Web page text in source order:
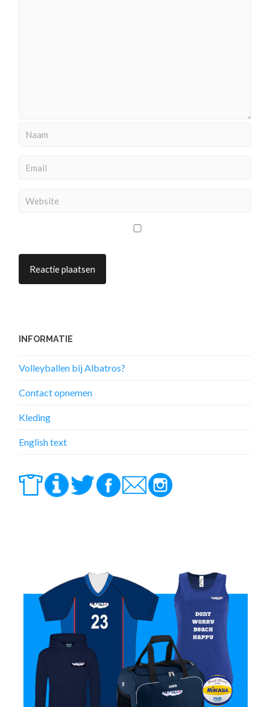
INFORMATIE
Volleyballen bij Albatros?
Contact opnemen
Kleding
English text